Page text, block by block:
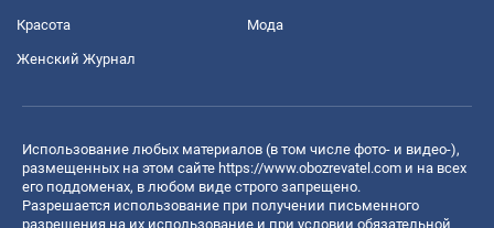
Красота Мода
Женский Журнал
Использование любых материалов (в том числе фото- и видео-),
размещенных на этом сайте https://www.obozrevatel.com и на всех
его поддоменах, в любом виде строго запрещено.
Разрешается использование при получении письменного
разрешения на их использование и при условии обязательной